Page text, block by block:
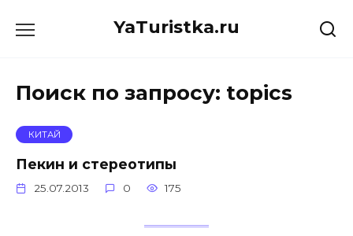
YaTuristka.ru
Поиск по запросу: topics
КИТАЙ
Пекин и стереотипы
25.07.2013 0 175